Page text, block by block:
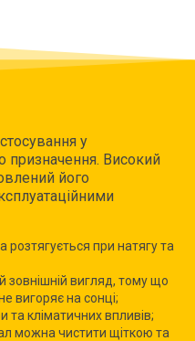
у
призначення. Високий
його
при натягу та
зовнішній вигляд, тому що
вигоряє на сонці;
та кліматичних впливів;
можна чистити щіткою та